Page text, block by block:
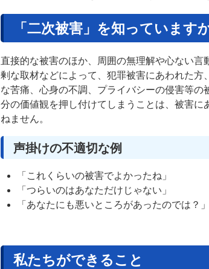
「二次被害」を知っています
直接的な被害のほか、周囲の無理解や心ない
剰な取材などによって、犯罪被害にあわれた
な苦痛、心身の不調、プライバシーの侵害等
分の価値観を押し付けてしまうことは、被害
ねません。
声掛けの不適切な例
「これくらいの被害でよかったね」
「つらいのはあなただけじゃない」
「あなたにも悪いところがあったのでは？」
私たちができること